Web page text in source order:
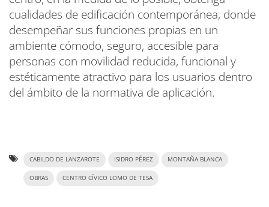
cualidades de edificación contemporánea, donde
desempeñar sus funciones propias en un
ambiente cómodo, seguro, accesible para
personas con movilidad reducida, funcional y
estéticamente atractivo para los usuarios dentro
del ámbito de la normativa de aplicación.
CABILDO DE LANZAROTE ISIDRO PÉREZ MONTAÑA BLANCA
OBRAS CENTRO CÍVICO LOMO DE TESA